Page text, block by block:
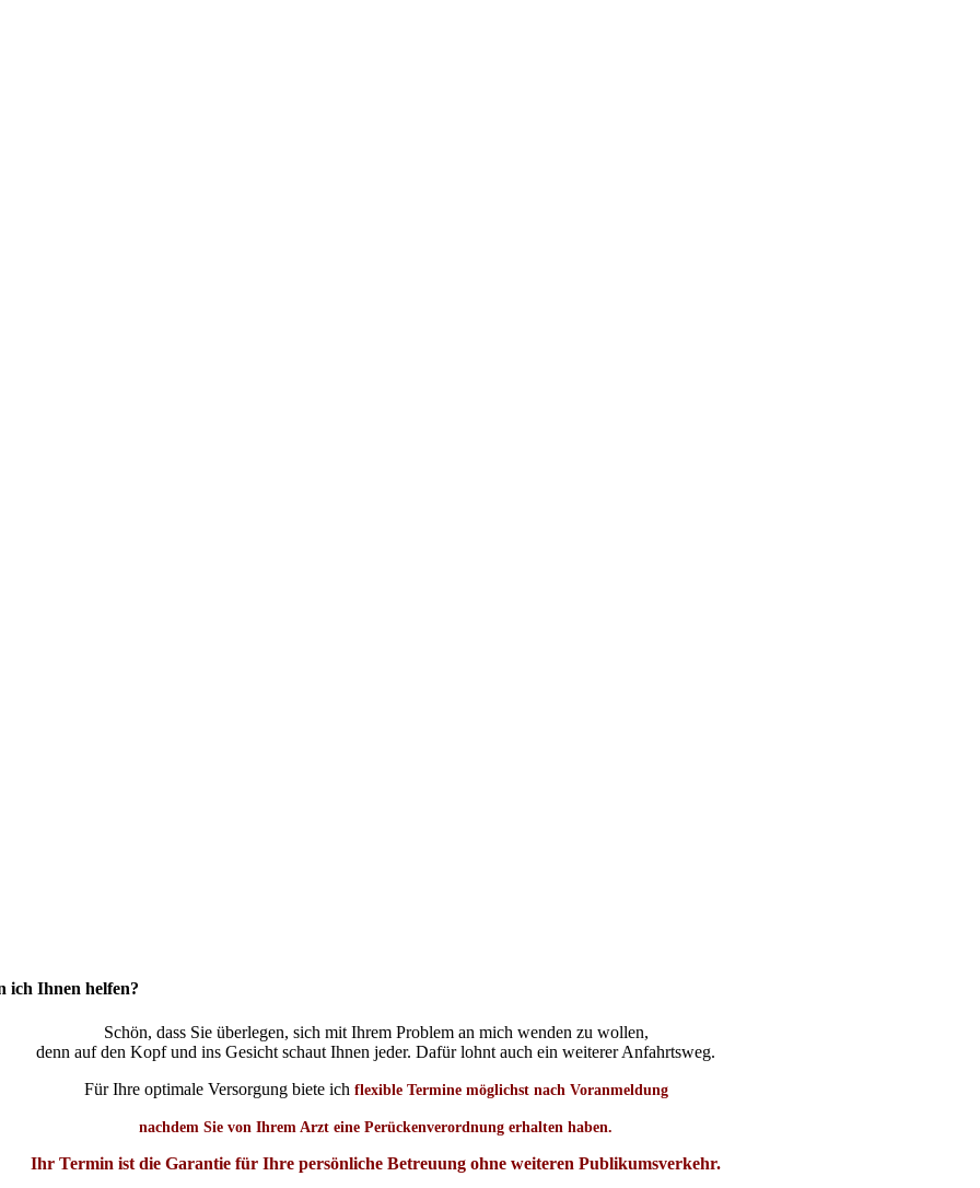
ich Ihnen helfen?
Schön, dass Sie überlegen, sich mit Ihrem Problem an mich wenden zu wollen,
denn auf den Kopf und ins Gesicht schaut Ihnen jeder. Dafür lohnt auch ein weiterer Anfahrtsweg.
Für Ihre optimale Versorgung biete ich flexible Termine möglichst nach Voranmeldung
nachdem Sie von Ihrem Arzt eine Perückenverordnung erhalten haben.
Ihr Termin ist die Garantie für Ihre persönliche Betreuung ohne weiteren Publikumsverkehr.